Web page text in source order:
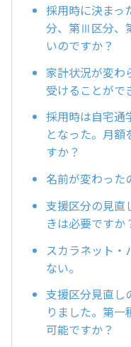
採用時に決ま
分、第Ⅲ区分、
いのですか？
家計状況が変わ
受けることがで
採用時は自宅通
となった。月
すか？
名前が変わった
支援区分の見直
きは必要ですか
スカラネット・
ない。
支援区分見直し
りました。第
可能ですか？